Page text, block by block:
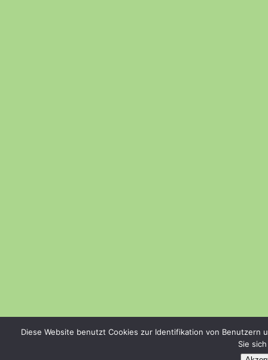
Diese Website benutzt Cookies zur Identifikation von
Sie